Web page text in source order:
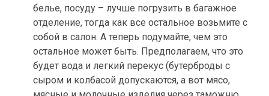
белье, посуду – лучше погрузить в багажное
отделение, тогда как все остальное возьмите с
собой в салон. А теперь подумайте, чем это
остальное может быть. Предполагаем, что это
будет вода и легкий перекус (бутерброды с
сыром и колбасой допускаются, а вот мясо,